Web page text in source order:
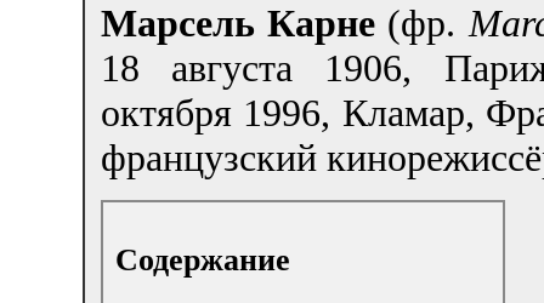
Марсель Карне (фр.
18 августа 1906,
октября 1996, Кламар,
французский
Содержание